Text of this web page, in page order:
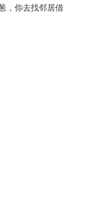
，你去找邻居借